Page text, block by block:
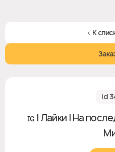
< К
id
ɪɢ | Лайки | На